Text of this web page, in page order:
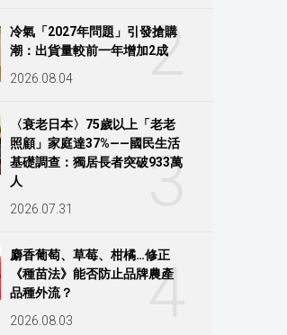
2
冷氣「2027年問題」引發搶購
潮：出貨量較前一年增加2成
2026.08.04
3
〈衰老日本〉75歲以上「老老
照顧」家庭達37%——國民生活
基礎調查：獨居長者突破933萬
人
2026.07.31
4
麝香葡萄、草莓、柑橘…修正
《種苗法》能否防止品牌農產
品種外流？
2026.08.03